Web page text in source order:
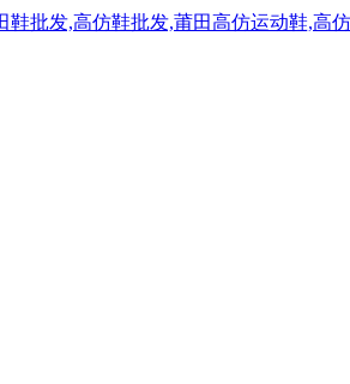
批发,高仿鞋批发,莆田高仿运动鞋,高